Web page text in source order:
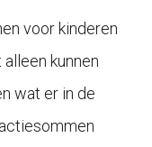
voor kinderen
kunnen
wat er in de